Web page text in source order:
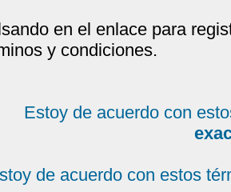
en el enlace para
y condiciones.
Estoy de acuerdo con
de acuerdo con estos